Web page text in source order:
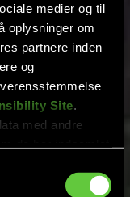
medier og til
oplysninger om
partnere inden
og
Site.
med andre